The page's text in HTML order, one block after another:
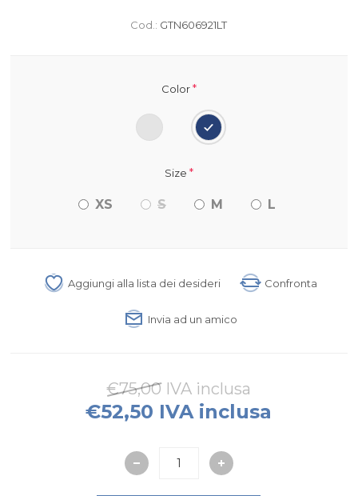
Cod.: GTN606921LT
Color*
Size *
XS S M L
Aggiungi alla lista dei desideri Confronta
Invia ad un amico
€75,00 IVA inclusa
€52,50 IVA inclusa